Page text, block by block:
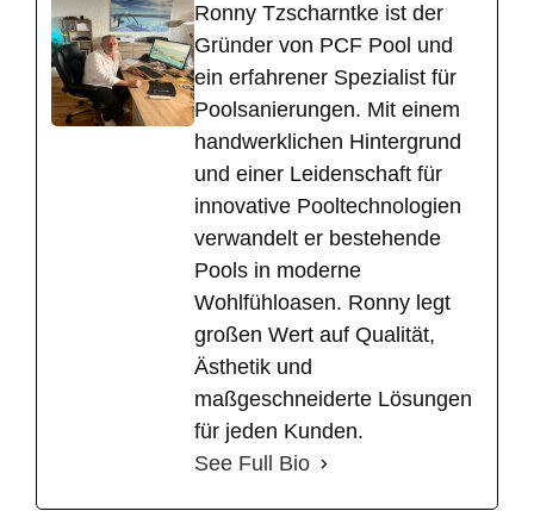
Ronny Tzscharntke ist der
Gründer von PCF Pool und
ein erfahrener Spezialist für
Poolsanierungen. Mit einem
handwerklichen Hintergrund
und einer Leidenschaft für
innovative Pooltechnologien
verwandelt er bestehende
Pools in moderne
Wohlfühloasen. Ronny legt
großen Wert auf Qualität,
Ästhetik und
maßgeschneiderte Lösungen
für jeden Kunden.
See Full Bio